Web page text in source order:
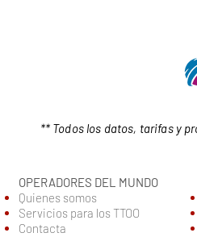
** Todos los datos, tarifas y
OPERADORES DEL MUNDO
Quienes somos
Servicios para los TTOO
Contacta